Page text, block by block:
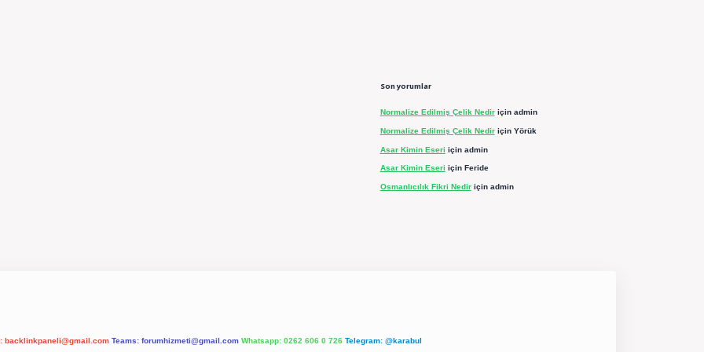
Son yorumlar
Normalize Edilmiş Çelik Nediriçin admin
Normalize Edilmiş Çelik Nediriçin Yörük
Asar Kimin Eseri için admin
Asar Kimin Eseri için Feride
Osmanlıcılık Fikri Nediriçin admin
backlinkpaneli@gmail.com Teams: forumhizmeti@gmail.com Whatsapp: 0262 606 0 726 Telegram: @karabul